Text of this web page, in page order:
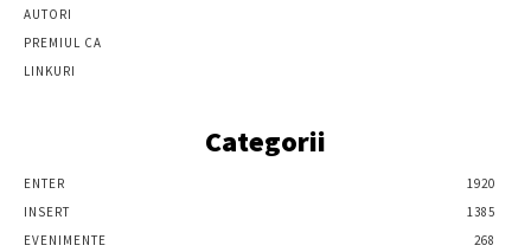
AUTORI
PREMIUL CA
LINKURI
Categorii
ENTER
1920
INSERT
1385
EVENIMENTE
268